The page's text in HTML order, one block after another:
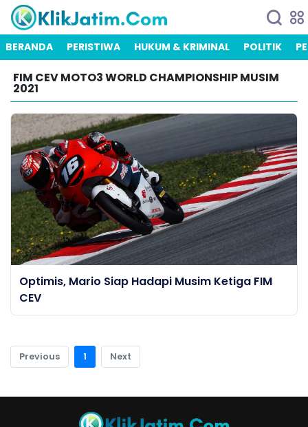
BERANDA PERISTIWA HUKUM & KRIMINAL POLITIK
FIM CEV MOTO3 WORLD CHAMPIONSHIP MUSIM
2021
Optimis, Mario Siap Hadapi Musim Ketiga FIM
CEV
Previous 1 Next